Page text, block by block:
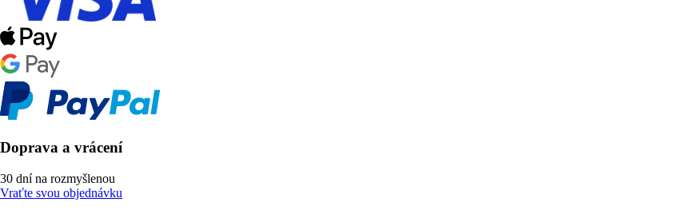
Doprava a vrácení
30 dní na rozmyšlenou
Vraťte svou objednávku